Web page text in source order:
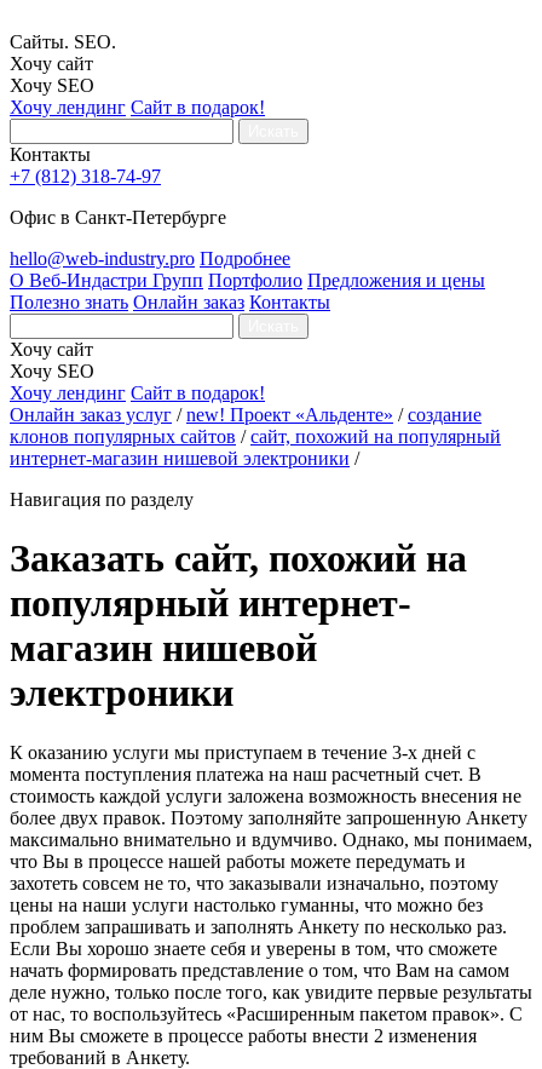
Сайты. SEO.
Хочу сайт
Хочу SEO
Хочу лендинг Сайт в подарок!
Контакты
+7 (812) 318-74-97
Офис в Санкт-Петербурге
hello@web-industry.pro Подробнее
О Веб-Индастри Групп Портфолио Предложения и цены
Полезно знать Онлайн заказ Контакты
Хочу сайт
Хочу SEO
Хочу лендинг Сайт в подарок!
Онлайн заказ услуг / new! Проект «Альденте» / создание
клонов популярных сайтов / сайт, похожий на популярный
интернет-магазин нишевой электроники /
Навигация по разделу
Заказать сайт, похожий на
популярный интернет-
магазин нишевой
электроники
К оказанию услуги мы приступаем в течение 3-х дней с
момента поступления платежа на наш расчетный счет. В
стоимость каждой услуги заложена возможность внесения не
более двух правок. Поэтому заполняйте запрошенную Анкету
максимально внимательно и вдумчиво. Однако, мы понимаем,
что Вы в процессе нашей работы можете передумать и
захотеть совсем не то, что заказывали изначально, поэтому
цены на наши услуги настолько гуманны, что можно без
проблем запрашивать и заполнять Анкету по несколько раз.
Если Вы хорошо знаете себя и уверены в том, что сможете
начать формировать представление о том, что Вам на самом
деле нужно, только после того, как увидите первые результаты
от нас, то воспользуйтесь «Расширенным пакетом правок». С
ним Вы сможете в процессе работы внести 2 изменения
требований в Анкету.